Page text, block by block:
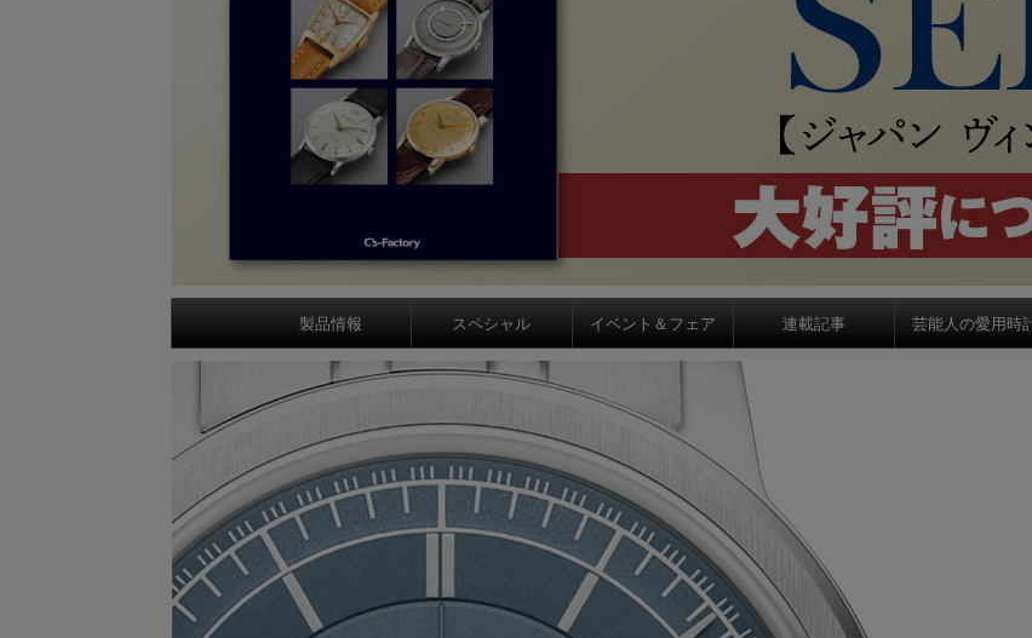
製品情報 スペシャル イベント＆フェア 連載記事 芸能人の愛用時